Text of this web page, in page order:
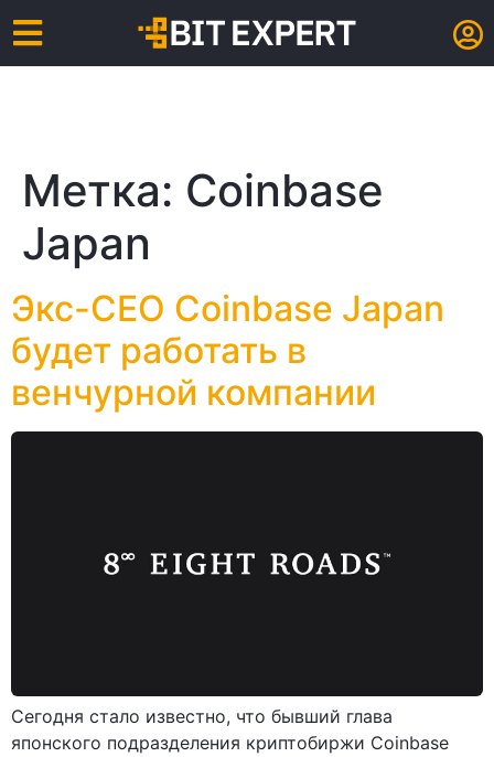
Метка: Coinbase
Japan
Экс-CEO Coinbase Japan
будет работать в
венчурной компании
Сегодня стало известно, что бывший глава
японского подразделения криптобиржи Coinbase